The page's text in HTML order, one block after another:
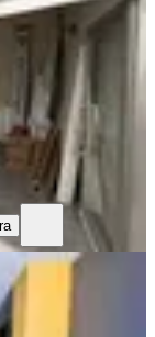
10.08.2026